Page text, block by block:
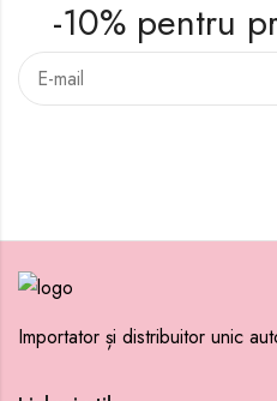
-10% pentru
Importator și distribuitor unic